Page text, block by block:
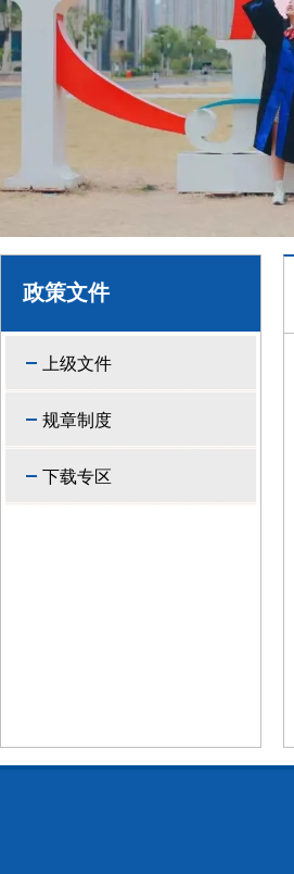
政策文件
上级文件
规章制度
下载专区